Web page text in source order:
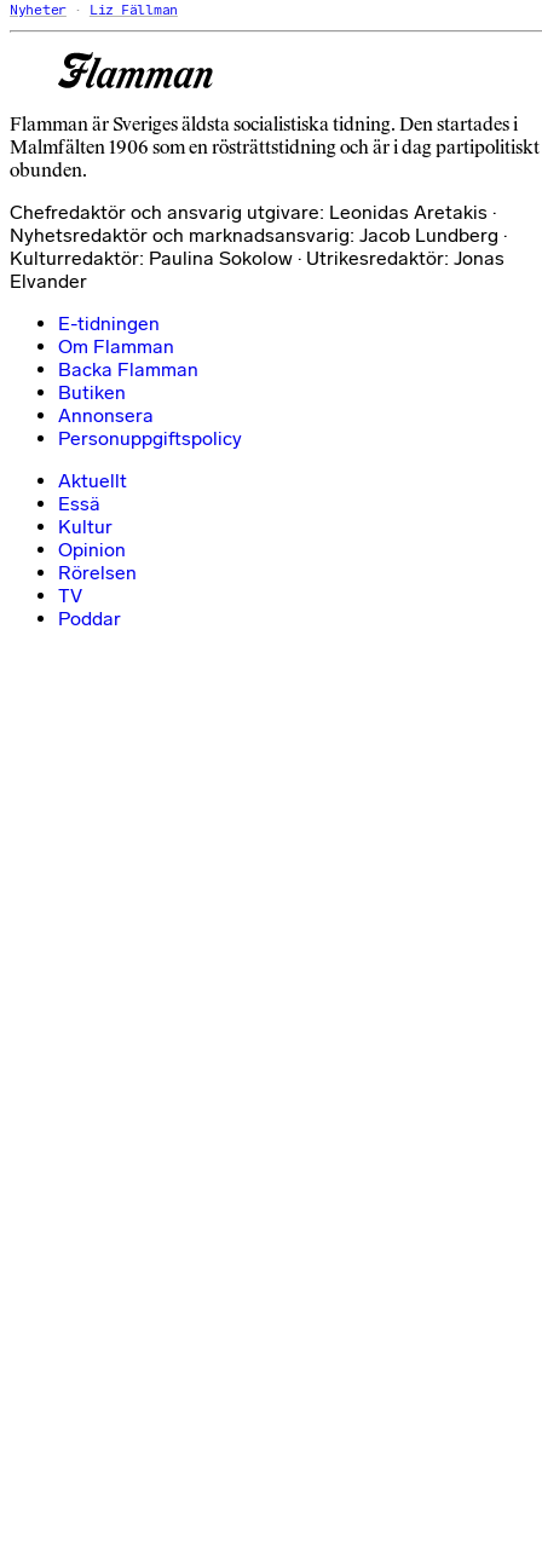
Nyheter Liz Fällman
Flamman är Sveriges äldsta socialistiska tidning. Den startades i
Malmfälten 1906 som en rösträttstidning och är i dag partipolitiskt
obunden.
Chefredaktör och ansvarig utgivare: Leonidas Aretakis ·
Nyhetsredaktör och marknadsansvarig: Jacob Lundberg ·
Kulturredaktör: Paulina Sokolow · Utrikesredaktör: Jonas
Elvander
E-tidningen
Om Flamman
Backa Flamman
Butiken
Annonsera
Personuppgiftspolicy
Aktuellt
Essä
Kultur
Opinion
Rörelsen
TV
Poddar